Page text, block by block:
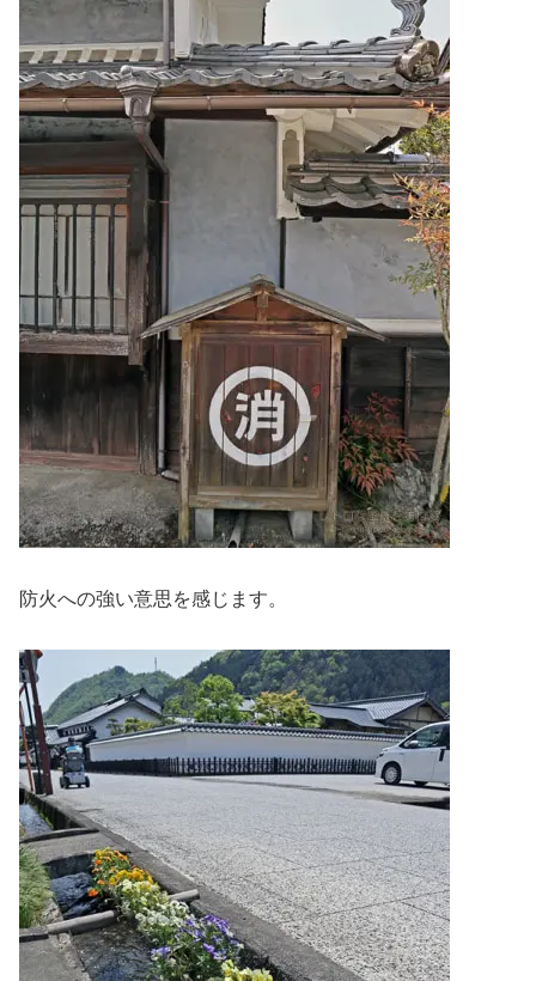
防火への強い意思を感じます。